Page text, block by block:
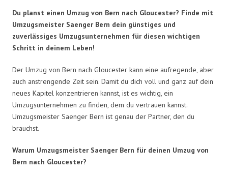
Du planst einen Umzug von Bern nach Gloucester? Finde mit
Umzugsmeister Saenger Bern dein günstiges und
zuverlässiges Umzugsunternehmen für diesen wichtigen
Schritt in deinem Leben!
Der Umzug von Bern nach Gloucester kann eine aufregende, aber
auch anstrengende Zeit sein. Damit du dich voll und ganz auf dein
neues Kapitel konzentrieren kannst, ist es wichtig, ein
Umzugsunternehmen zu finden, dem du vertrauen kannst.
Umzugsmeister Saenger Bern ist genau der Partner, den du
brauchst.
Warum Umzugsmeister Saenger Bern für deinen Umzug von
Bern nach Gloucester?